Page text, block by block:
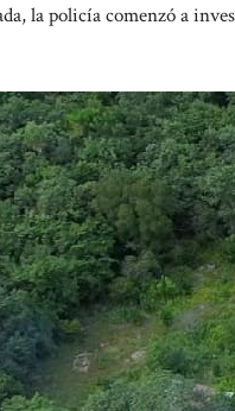
la policía comenzó a